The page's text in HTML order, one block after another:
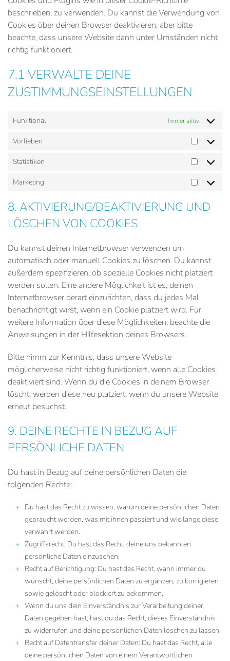
beschrieben, zu verwenden. Du kannst die Verwendung von
Cookies über deinen Browser deaktivieren, aber bitte
beachte, dass unsere Website dann unter Umständen nicht
richtig funktioniert.
7.1 VERWALTE DEINE
ZUSTIMMUNGSEINSTELLUNGEN
Funktional Immer aktiv
Vorlieben
Vorlieben
Statistiken
Statistiken
Marketing
Marketing
8. AKTIVIERUNG/DEAKTIVIERUNG UND
LÖSCHEN VON COOKIES
Du kannst deinen Internetbrowser verwenden um
automatisch oder manuell Cookies zu löschen. Du kannst
außerdem spezifizieren, ob spezielle Cookies nicht platziert
werden sollen. Eine andere Möglichkeit ist es, deinen
Internetbrowser derart einzurichten, dass du jedes Mal
benachrichtigt wirst, wenn ein Cookie platziert wird. Für
weitere Information über diese Möglichkeiten, beachte die
Anweisungen in der Hilfesektion deines Browsers.
Bitte nimm zur Kenntnis, dass unsere Website
möglicherweise nicht richtig funktioniert, wenn alle Cookies
deaktiviert sind. Wenn du die Cookies in deinem Browser
löscht, werden diese neu platziert, wenn du unsere Website
erneut besuchst.
9. DEINE RECHTE IN BEZUG AUF
PERSÖNLICHE DATEN
Du hast in Bezug auf deine persönlichen Daten die
folgenden Rechte:
Du hast das Recht zu wissen, warum deine persönlichen Daten
gebraucht werden, was mit ihnen passiert und wie lange diese
verwahrt werden.
Zugriffsrecht: Du hast das Recht, deine uns bekannten
persönliche Daten einzusehen.
Recht auf Berichtigung: Du hast das Recht, wann immer du
wünscht, deine persönlichen Daten zu ergänzen, zu korrigieren
sowie gelöscht oder blockiert zu bekommen.
Wenn du uns dein Einverständnis zur Verarbeitung deiner
Daten gegeben hast, hast du das Recht, dieses Einverständnis
zu widerrufen und deine persönlichen Daten löschen zu lassen.
Recht auf Datentransfer deiner Daten: Du hast das Recht, alle
deine persönlichen Daten von einem Verantwortlichen